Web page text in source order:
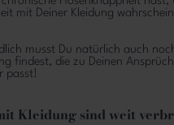
mit Deiner Kleidung
musst Du natürlich auch
findest, die zu Deinen
passt!
Kleidung sind weit